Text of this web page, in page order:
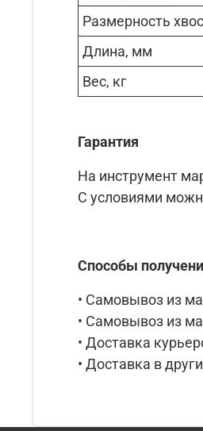
Размерность
Длина, мм
Вес, кг
Гарантия
На инструмент
С условиями
Способы
• Самовывоз из
• Самовывоз из
• Доставка
• Доставка в